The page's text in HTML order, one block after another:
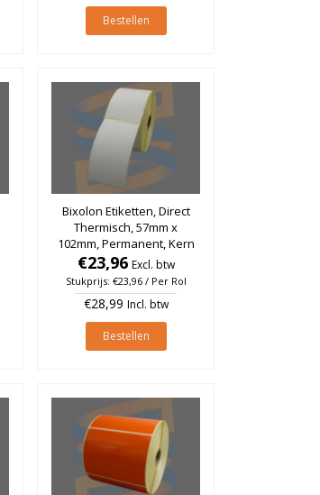
Bestellen
Bixolon Etiketten, Direct
Thermisch, 57mm x
102mm, Permanent, Kern
25mm, rol à 700 stuks
€23,96 Excl. btw
Stukprijs: €23,96 / Per Rol
€28,99 Incl. btw
Bestellen